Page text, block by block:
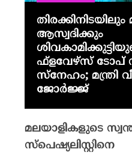
ആസ്വദിക്കും
ഫ്‌ളവേഴ്‌സ് ടോപ്
സ്നേഹം; മന്ത്രി
ജോർജ്ജ്
മലയാളികളുടെ
സ്‌പെഷ്യലിസ്റ്റിനെ